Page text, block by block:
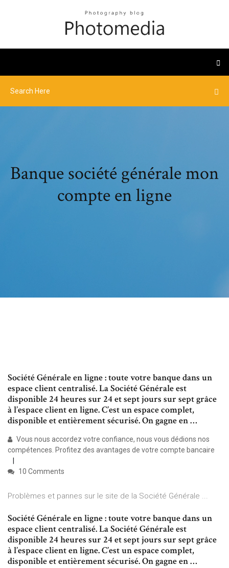
Banque société générale mon
compte en ligne
Société Générale en ligne : toute votre banque dans un
espace client centralisé. La Société Générale est
disponible 24 heures sur 24 et sept jours sur sept grâce
à l’espace client en ligne. C’est un espace complet,
disponible et entièrement sécurisé. On gagne en …
Vous nous accordez votre confiance, nous vous dédions nos
compétences. Profitez des avantages de votre compte bancaire
10 Comments
Problèmes et pannes sur le site de la Société Générale ...
Société Générale en ligne : toute votre banque dans un
espace client centralisé. La Société Générale est
disponible 24 heures sur 24 et sept jours sur sept grâce
à l’espace client en ligne. C’est un espace complet,
disponible et entièrement sécurisé. On gagne en …